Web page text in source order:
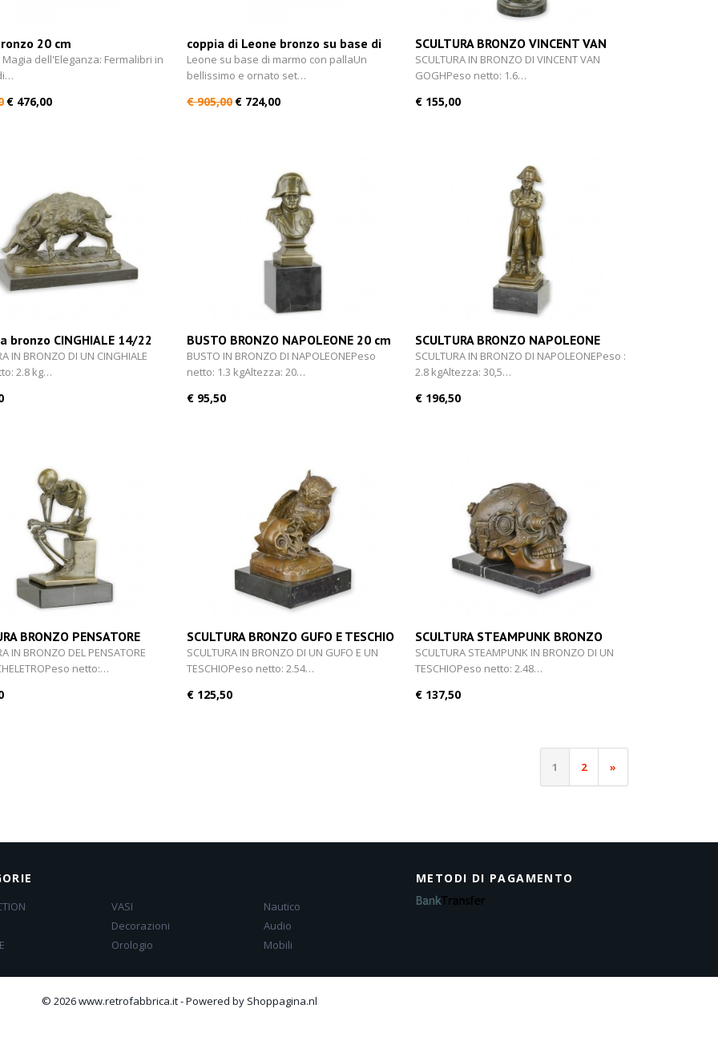
20 cm
Magia dell'Eleganza: Fermalibri in
€ 476,00
coppia di Leone bronzo su base di
marmo con palla 31 cm
Leone su base di marmo con pallaUn
bellissimo e ornato set…
€ 905,00 € 724,00
SCULTURA BRONZO VINCENT VAN
GOGH 26,6 cm
SCULTURA IN BRONZO DI VINCENT VAN
GOGHPeso netto: 1.6…
€ 155,00
bronzo CINGHIALE 14/22
IN BRONZO DI UN CINGHIALE
2.8 kg…
BUSTO BRONZO NAPOLEONE 20 cm
BUSTO IN BRONZO DI NAPOLEONEPeso
netto: 1.3 kgAltezza: 20…
€ 95,50
SCULTURA BRONZO NAPOLEONE
30,5 cm
SCULTURA IN BRONZO DI NAPOLEONEPeso :
2.8 kgAltezza: 30,5…
€ 196,50
BRONZO PENSATORE
14,7 cm
IN BRONZO DEL PENSATORE
netto:…
SCULTURA BRONZO GUFO E TESCHIO
17,6 cm
SCULTURA IN BRONZO DI UN GUFO E UN
TESCHIOPeso netto: 2.54…
€ 125,50
SCULTURA STEAMPUNK BRONZO
TESCHIO 13 cm
SCULTURA STEAMPUNK IN BRONZO DI UN
TESCHIOPeso netto: 2.48…
€ 137,50
1 2 »
VASI
Decorazioni
Orologio
Nautico
Audio
Mobili
METODI DI PAGAMENTO
© 2026 www.retrofabbrica.it - Powered by Shoppagina.nl